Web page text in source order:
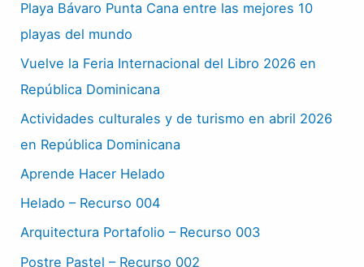
Playa Bávaro Punta Cana entre las mejores 10
playas del mundo
Vuelve la Feria Internacional del Libro 2026 en
República Dominicana
Actividades culturales y de turismo en abril 2026
en República Dominicana
Aprende Hacer Helado
Helado – Recurso 004
Arquitectura Portafolio – Recurso 003
Postre Pastel – Recurso 002